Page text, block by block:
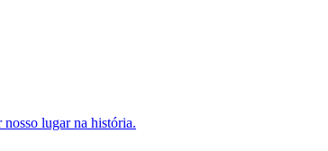
lugar na história.